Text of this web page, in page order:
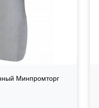
Минпромторг